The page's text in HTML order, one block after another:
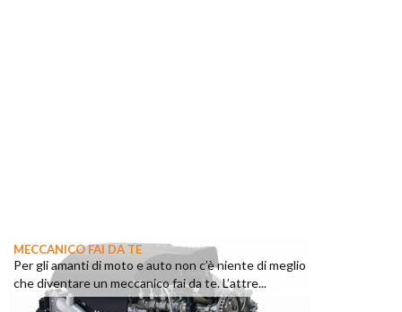
MECCANICO FAI DA TE
Per gli amanti di moto e auto non c’è niente di meglio
che diventare un meccanico fai da te. L’attre...